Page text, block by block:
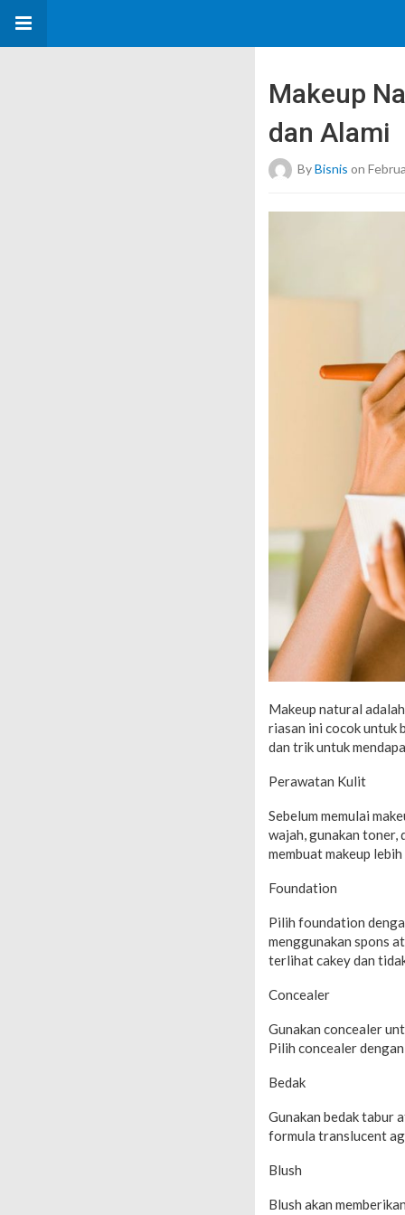
Makeup
dan Alami
ByBisnis on
Makeup natural
riasan ini cocok untuk
dan trik untuk
Perawatan Kulit
Sebelum memulai
wajah, gunakan toner,
membuat makeup
Foundation
Pilih foundation
menggunakan spons
terlihat cakey dan
Concealer
Gunakan concealer
Pilih concealer
Bedak
Gunakan bedak tabur
formula translucent
Blush
Blush akan